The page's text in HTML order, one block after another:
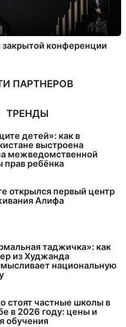
закрытой конференции
ПАРТНЕРОВ
ТРЕНДЫ
детей»: как в
выстроена
межведомственной
прав ребёнка
открылся первый центр
Алифа
таджичка»: как
из Худжанда
национальную
стоят частные школы в
в 2026 году: цены и
обучения